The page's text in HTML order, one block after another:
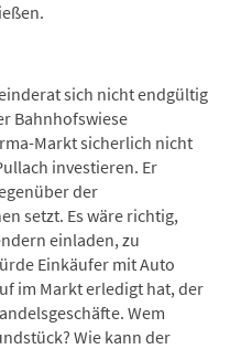
sich nicht endgültig
Bahnhofswiese
Markt sicherlich nicht
investieren. Er
der
setzt. Es wäre richtig,
einladen, zu
Einkäufer mit Auto
im Markt erledigt hat, der
Wem
Wie kann der